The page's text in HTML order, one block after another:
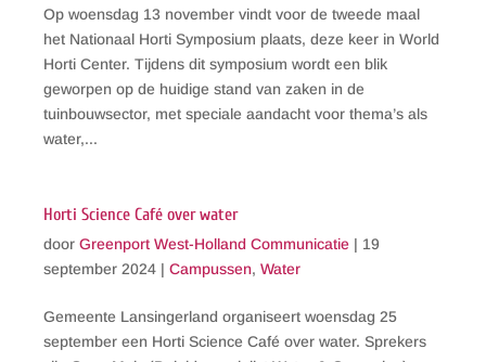
Op woensdag 13 november vindt voor de tweede maal
het Nationaal Horti Symposium plaats, deze keer in World
Horti Center. Tijdens dit symposium wordt een blik
geworpen op de huidige stand van zaken in de
tuinbouwsector, met speciale aandacht voor thema’s als
water,...
Horti Science Café over water
doorGreenport West-Holland Communicatie | 19
september 2024 |Campussen,Water
Gemeente Lansingerland organiseert woensdag 25
september een Horti Science Café over water. Sprekers